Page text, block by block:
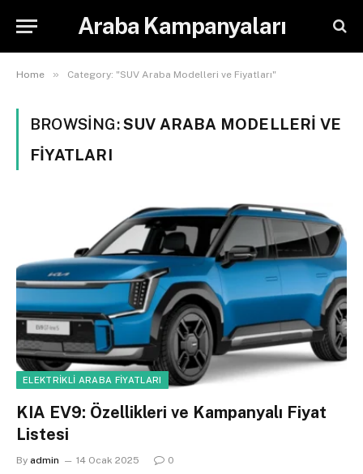
Araba Kampanyaları
Home » Category: "SUV Araba Modelleri ve Fiyatları"
BROWSING:SUV ARABA MODELLERI VE
FIYATLARI
ELEKTRIKLI ARABA FIYATLARI
KIA EV9: Özellikleri ve Kampanyalı Fiyat
Listesi
By admin 14 Ocak 2025 0